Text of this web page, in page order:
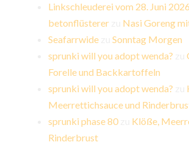
Linkschleuderei vom 28. Juni
betonflüsterer
Nasi Goreng
Seafarrwide zuSonntag Morgen
sprunki will you adopt wenda? zu
Forelle und Backkartoffeln
sprunki will you adopt wenda?
Meerrettichsauce und
sprunki phase 80
Klöße,
Rinderbrust